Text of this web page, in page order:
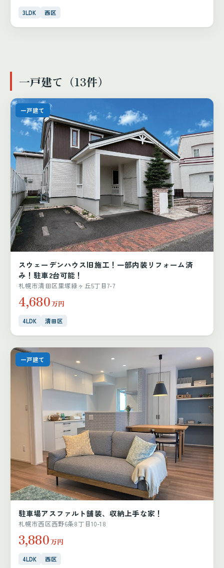
3LDK 西区
一戸建て（13件）
一戸建て
スウェーデンハウス旧施工！一部内装リフォーム済
み！駐車2台可能！
札幌市清田区里塚緑ヶ丘5丁目7-7
4,680万円
4LDK 清田区
一戸建て
駐車場アスファルト舗装、収納上手な家！
札幌市西区西野6条8丁目10-18
3,880万円
4LDK 西区